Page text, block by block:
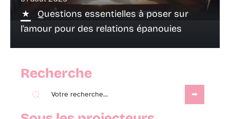
Questions essentielles à poser sur
l’amour pour des relations épanouies
Recherche